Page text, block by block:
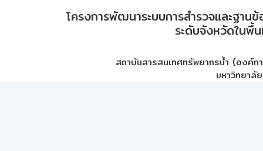
โครงการพัฒนาระบบการสำรวจและฐา
ระดับจังหวัดในพื้
สถาบันสารสนเทศทรัพยากรน้ำ (องค์ก
มหาวิทยาลั